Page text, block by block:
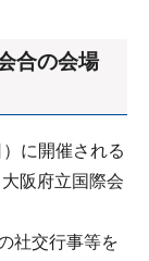
合の会場
に開催される
阪府立国際会
社交行事等を